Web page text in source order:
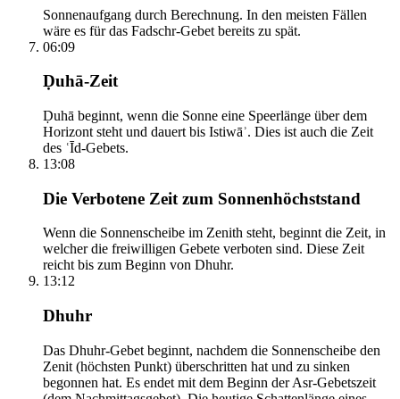
Sonnenaufgang durch Berechnung. In den meisten Fällen
wäre es für das Fadschr-Gebet bereits zu spät.
06:09
Ḍuhā-Zeit
Ḍuhā beginnt, wenn die Sonne eine Speerlänge über dem
Horizont steht und dauert bis Istiwāʾ. Dies ist auch die Zeit
des ʿĪd-Gebets.
13:08
Die Verbotene Zeit zum Sonnenhöchststand
Wenn die Sonnenscheibe im Zenith steht, beginnt die Zeit, in
welcher die freiwilligen Gebete verboten sind. Diese Zeit
reicht bis zum Beginn von Dhuhr.
13:12
Dhuhr
Das Dhuhr-Gebet beginnt, nachdem die Sonnenscheibe den
Zenit (höchsten Punkt) überschritten hat und zu sinken
begonnen hat. Es endet mit dem Beginn der Asr-Gebetszeit